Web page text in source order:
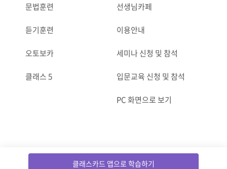
클래스카드 앱으로 학습하기
문법훈련
듣기훈련
오토보카
클래스 5
선생님카페
이용안내
세미나 신청 및 참석
입문교육 신청 및 참석
PC 화면으로 보기
ⓒCLASSCARD. All Rights reserved.